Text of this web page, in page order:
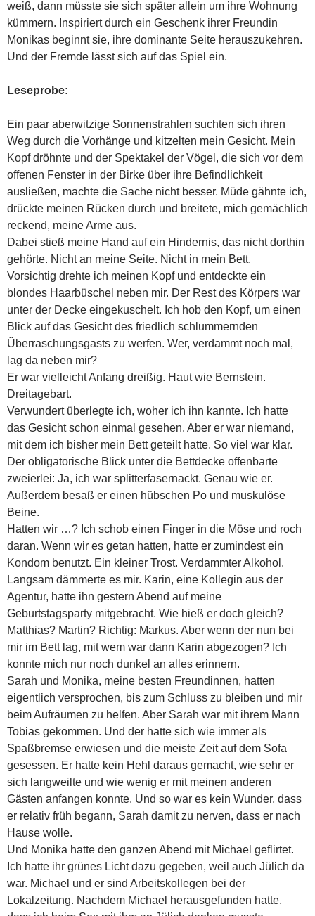
weiß, dann müsste sie sich später allein um ihre Wohnung
kümmern. Inspiriert durch ein Geschenk ihrer Freundin
Monikas beginnt sie, ihre dominante Seite herauszukehren.
Und der Fremde lässt sich auf das Spiel ein.
Leseprobe:
Ein paar aberwitzige Sonnenstrahlen suchten sich ihren
Weg durch die Vorhänge und kitzelten mein Gesicht. Mein
Kopf dröhnte und der Spektakel der Vögel, die sich vor dem
offenen Fenster in der Birke über ihre Befindlichkeit
ausließen, machte die Sache nicht besser. Müde gähnte ich,
drückte meinen Rücken durch und breitete, mich gemächlich
reckend, meine Arme aus.
Dabei stieß meine Hand auf ein Hindernis, das nicht dorthin
gehörte. Nicht an meine Seite. Nicht in mein Bett.
Vorsichtig drehte ich meinen Kopf und entdeckte ein
blondes Haarbüschel neben mir. Der Rest des Körpers war
unter der Decke eingekuschelt. Ich hob den Kopf, um einen
Blick auf das Gesicht des friedlich schlummernden
Überraschungsgasts zu werfen. Wer, verdammt noch mal,
lag da neben mir?
Er war vielleicht Anfang dreißig. Haut wie Bernstein.
Dreitagebart.
Verwundert überlegte ich, woher ich ihn kannte. Ich hatte
das Gesicht schon einmal gesehen. Aber er war niemand,
mit dem ich bisher mein Bett geteilt hatte. So viel war klar.
Der obligatorische Blick unter die Bettdecke offenbarte
zweierlei: Ja, ich war splitterfasernackt. Genau wie er.
Außerdem besaß er einen hübschen Po und muskulöse
Beine.
Hatten wir …? Ich schob einen Finger in die Möse und roch
daran. Wenn wir es getan hatten, hatte er zumindest ein
Kondom benutzt. Ein kleiner Trost. Verdammter Alkohol.
Langsam dämmerte es mir. Karin, eine Kollegin aus der
Agentur, hatte ihn gestern Abend auf meine
Geburtstagsparty mitgebracht. Wie hieß er doch gleich?
Matthias? Martin? Richtig: Markus. Aber wenn der nun bei
mir im Bett lag, mit wem war dann Karin abgezogen? Ich
konnte mich nur noch dunkel an alles erinnern.
Sarah und Monika, meine besten Freundinnen, hatten
eigentlich versprochen, bis zum Schluss zu bleiben und mir
beim Aufräumen zu helfen. Aber Sarah war mit ihrem Mann
Tobias gekommen. Und der hatte sich wie immer als
Spaßbremse erwiesen und die meiste Zeit auf dem Sofa
gesessen. Er hatte kein Hehl daraus gemacht, wie sehr er
sich langweilte und wie wenig er mit meinen anderen
Gästen anfangen konnte. Und so war es kein Wunder, dass
er relativ früh begann, Sarah damit zu nerven, dass er nach
Hause wolle.
Und Monika hatte den ganzen Abend mit Michael geflirtet.
Ich hatte ihr grünes Licht dazu gegeben, weil auch Jülich da
war. Michael und er sind Arbeitskollegen bei der
Lokalzeitung. Nachdem Michael herausgefunden hatte,